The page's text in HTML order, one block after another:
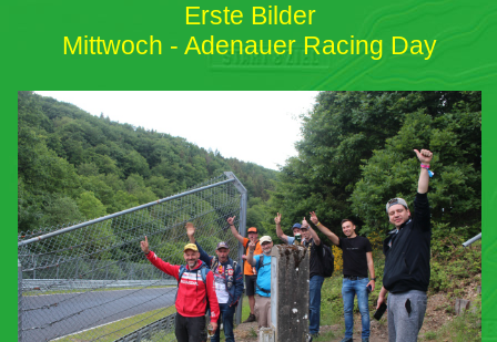
Erste Bilder
Mittwoch - Adenauer Racing Day